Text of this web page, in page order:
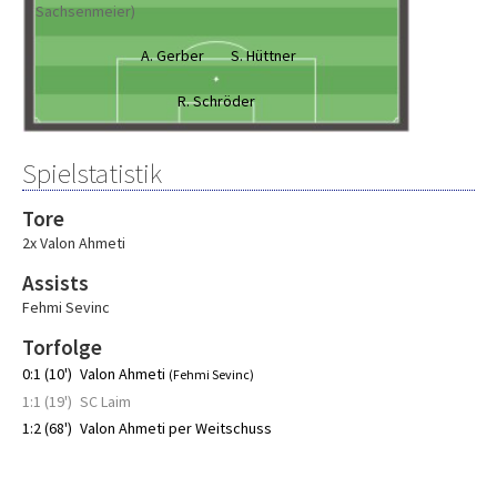
Sachsenmeier)
A. Gerber S. Hüttner
R. Schröder
Spielstatistik
Tore
2x Valon Ahmeti
Assists
Fehmi Sevinc
Torfolge
0:1 (10') Valon Ahmeti (Fehmi Sevinc)
1:1 (19') SC Laim
1:2 (68') Valon Ahmeti per Weitschuss